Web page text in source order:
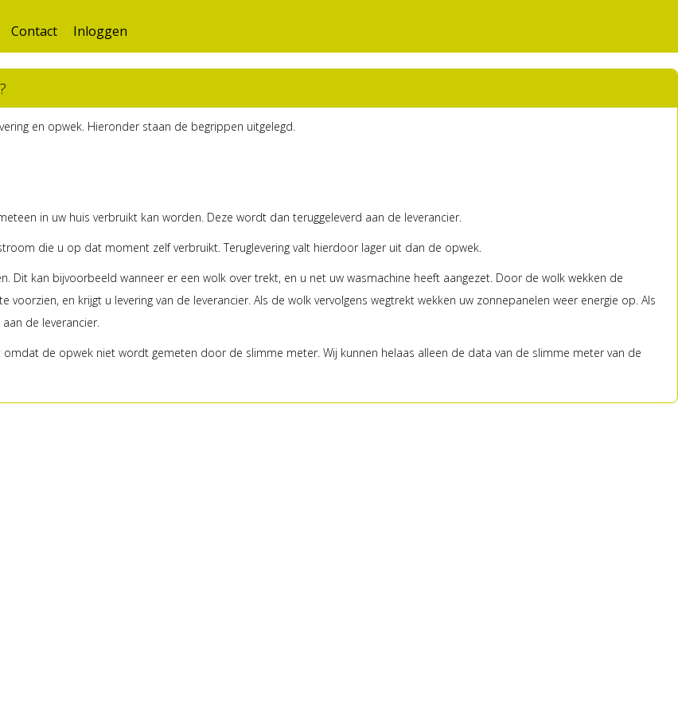
Contact Inloggen
en opwek. Hieronder staan de begrippen uitgelegd.
in uw huis verbruikt kan worden. Deze wordt dan teruggeleverd aan de leverancier.
die u op dat moment zelf verbruikt. Teruglevering valt hierdoor lager uit dan de opwek.
Dit kan bijvoorbeeld wanneer er een wolk over trekt, en u net uw wasmachine heeft aangezet. Door de wolk wekken de
en krijgt u levering van de leverancier. Als de wolk vervolgens wegtrekt wekken uw zonnepanelen weer energie op. Als
de leverancier.
de opwek niet wordt gemeten door de slimme meter. Wij kunnen helaas alleen de data van de slimme meter van de